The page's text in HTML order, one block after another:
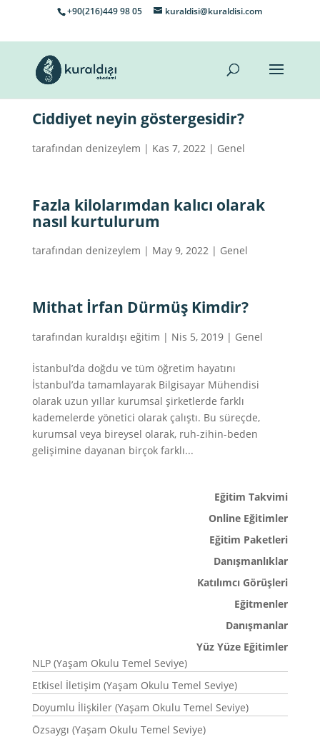
+90(216)449 98 05 kuraldisi@kuraldisi.com
Ciddiyet neyin göstergesidir?
tarafından denizeylem | Kas 7, 2022| Genel
Fazla kilolarımdan kalıcı olarak
nasıl kurtulurum
tarafından denizeylem | May 9, 2022| Genel
Mithat İrfan Dürmüş Kimdir?
tarafından kuraldışı eğitim | Nis 5, 2019| Genel
İstanbul’da doğdu ve tüm öğretim hayatını
İstanbul’da tamamlayarak Bilgisayar Mühendisi
olarak uzun yıllar kurumsal şirketlerde farklı
kademelerde yönetici olarak çalıştı. Bu süreçde,
kurumsal veya bireysel olarak, ruh-zihin-beden
gelişimine dayanan birçok farklı...
Eğitim Takvimi
Online Eğitimler
Eğitim Paketleri
Danışmanlıklar
Katılımcı Görüşleri
Eğitmenler
Danışmanlar
Yüz Yüze Eğitimler
NLP (Yaşam Okulu Temel Seviye)
Etkisel İletişim (Yaşam Okulu Temel Seviye)
Doyumlu İlişkiler (Yaşam Okulu Temel Seviye)
Özsaygı (Yaşam Okulu Temel Seviye)